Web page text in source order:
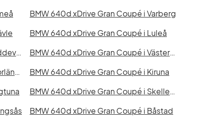
BMW 640d xDrive Gran Coupé i Varberg
BMW 640d xDrive Gran Coupé i Luleå
BMW 640d xDrive Gran Coupé i Uddevalla
BMW 640d xDrive Gran Coupé i Västervik
BMW 640d xDrive Gran Coupé i Borlänge
BMW 640d xDrive Gran Coupé i Kiruna
BMW 640d xDrive Gran Coupé i Skellefteå
BMW 640d xDrive Gran Coupé i Båstad